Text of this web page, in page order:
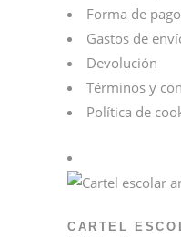
Forma de pago
Gastos de
Devolución
Términos y
Política de
CARTEL